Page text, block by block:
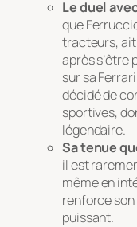
Le duel
que
tracteurs, ait
après s’être
sur sa
décidé de
sportives,
légendaire.
Sa tenue
il est
même en
renforce
puissant.